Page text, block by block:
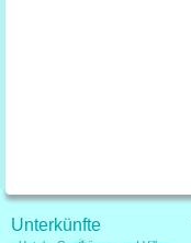
Unterkünfte